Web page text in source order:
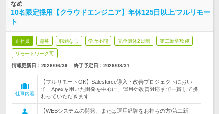
なめ
10名限定採用【クラウドエンジニア】年休125日以上/フルリモー
ト
正社員 急募 転勤なし 学歴不問 完全週休2日制 第二新卒歓迎
リモートワーク可
情報更新日：2026/06/30 終了予定日： 2026/08/31
仕事内容
【フルリモートOK】Salesforce導入・改善プロジェクトにおい
て、Apexを用いた開発を中心に、運用や改善対応まで一貫して携
わっていただきます
【WEBシステムの開発、または運用経験をお持ちの方/第二新